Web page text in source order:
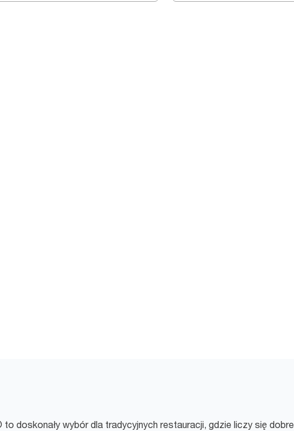
doskonały wybór dla tradycyjnych restauracji, gdzie liczy się dobre